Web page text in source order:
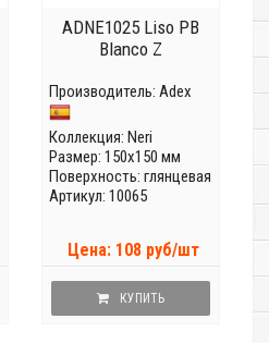
ADNE1025 Liso PB
Blanco Z
Производитель: Adex
Коллекция: Neri
Размер: 150x150 мм
Поверхность: глянцевая
Артикул: 10065
Цена: 108 руб/шт
КУПИТЬ